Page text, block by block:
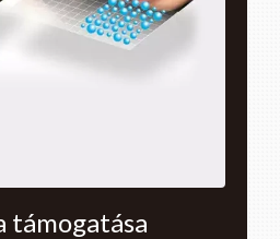
támogatása